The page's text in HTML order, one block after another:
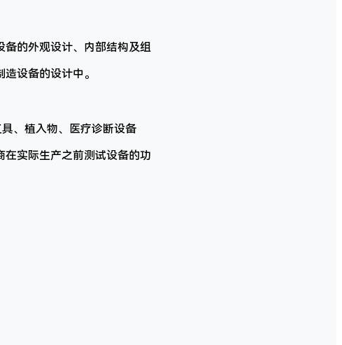
备的外观设计、内部结构及组
设备的设计中。
、植入物、医疗诊断设备
实际生产之前测试设备的功